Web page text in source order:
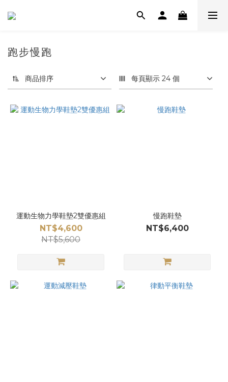
跑步慢跑
商品排序 每頁顯示 24 個
運動生物力學鞋墊2雙優惠組
NT$4,600
NT$5,600
慢跑鞋墊
NT$6,400